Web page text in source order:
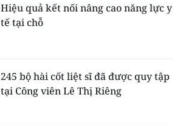
Hiệu quả kết nối nâng cao năng lực y
tế tại chỗ
245 bộ hài cốt liệt sĩ đã được quy tập
tại Công viên Lê Thị Riêng